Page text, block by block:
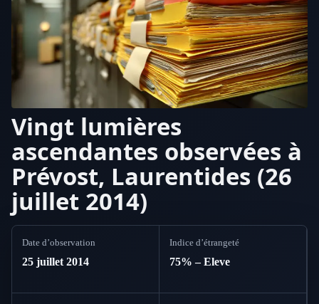
Vingt lumières
ascendantes observées à
Prévost, Laurentides (26
juillet 2014)
Date d’observation
25 juillet 2014
Indice d’étrangeté
75% – Eleve